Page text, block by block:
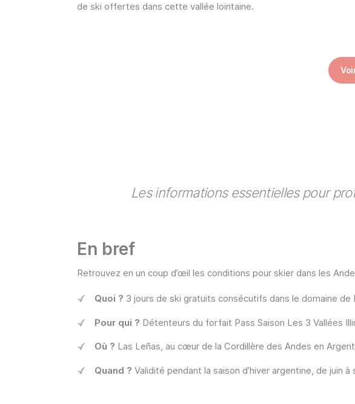
de ski offertes dans cette vallée lointaine.
Les informations essentielles pour
En bref
Retrouvez en un coup d’œil les conditions pour skier dans les
Quoi ? 3 jours de ski gratuits consécutifs dans le domaine de
Pour qui ? Détenteurs du forfait Pass Saison Les 3 Vallées
Où ? Las Leñas, au cœur de la Cordillère des Andes en
Quand ? Validité pendant la saison d’hiver argentine, de juin